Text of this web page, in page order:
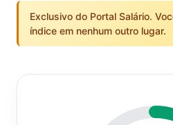
Exclusivo do Portal Salário.
índice em nenhum outro lugar.